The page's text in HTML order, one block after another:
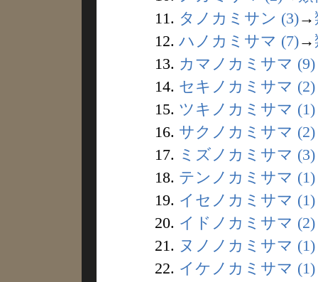
11. タノカミサン (3)→
12. ハノカミサマ (7)→
13. カマノカミサマ (9)
14. セキノカミサマ (2)
15. ツキノカミサマ (1)
16. サクノカミサマ (2)
17. ミズノカミサマ (3)
18. テンノカミサマ (1)
19. イセノカミサマ (1)
20. イドノカミサマ (2)
21. ヌノノカミサマ (1)
22. イケノカミサマ (1)